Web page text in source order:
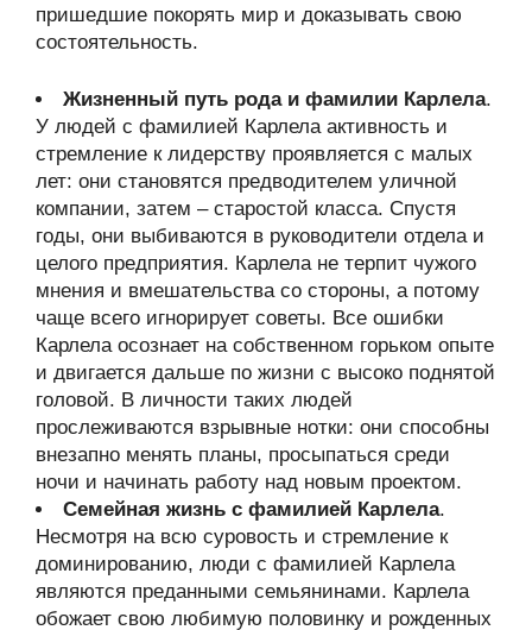
пришедшие покорять мир и доказывать свою
состоятельность.
Жизненный путь рода и фамилии Карлела.
У людей с фамилией Карлела активность и
стремление к лидерству проявляется с малых
лет: они становятся предводителем уличной
компании, затем – старостой класса. Спустя
годы, они выбиваются в руководители отдела и
целого предприятия. Карлела не терпит чужого
мнения и вмешательства со стороны, а потому
чаще всего игнорирует советы. Все ошибки
Карлела осознает на собственном горьком опыте
и двигается дальше по жизни с высоко поднятой
головой. В личности таких людей
прослеживаются взрывные нотки: они способны
внезапно менять планы, просыпаться среди
ночи и начинать работу над новым проектом.
Семейная жизнь с фамилией Карлела.
Несмотря на всю суровость и стремление к
доминированию, люди с фамилией Карлела
являются преданными семьянинами. Карлела
обожает свою любимую половинку и рожденных